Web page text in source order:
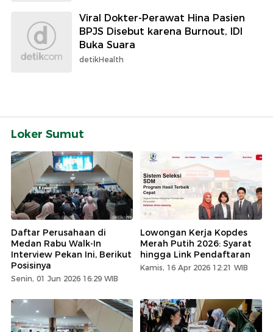
Viral Dokter-Perawat Hina Pasien
BPJS Disebut karena Burnout, IDI
Buka Suara
detikHealth
Loker Sumut
Daftar Perusahaan di
Medan Rabu Walk-In
Interview Pekan Ini, Berikut
Posisinya
Senin, 01 Jun 2026 16:29 WIB
Lowongan Kerja Kopdes
Merah Putih 2026: Syarat
hingga Link Pendaftaran
Kamis, 16 Apr 2026 12:21 WIB